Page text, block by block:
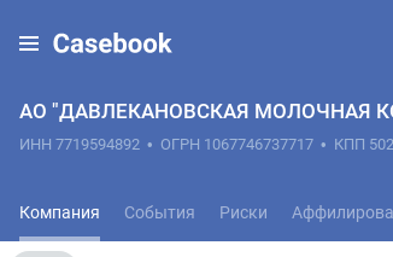
АО "ДАВЛЕКАНОВСКАЯ МОЛОЧНАЯ
ИНН 7719594892 • ОГРН 1067746737717 • КПП
Компания События Риски